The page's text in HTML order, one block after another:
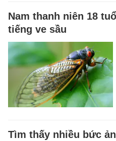
Nam thanh niên 18
tiếng ve sầu
Tìm thấy nhiều bức